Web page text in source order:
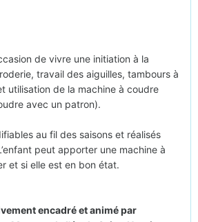
de vivre une initiation à la
travail des aiguilles, tambours à
utilisation de la machine à coudre
avec un patron).
au fil des saisons et réalisés
peut apporter une machine à
et si elle est en bon état.
encadré et animé par